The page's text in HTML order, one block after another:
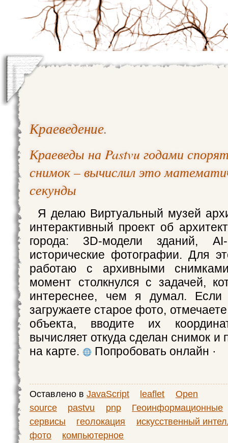
Краеведение.
Краеведы на Pastvu годами
снимок – вычислил это
секунды
Я делаю Виртуальный музей
интерактивный проект об
города: 3D-модели зданий,
исторические фотографии. Для
работаю с архивными
момент столкнулся с задачей,
интереснее, чем я думал. Если
загружаете старое фото,
объекта, вводите их
вычисляет откуда сделан снимок и
на карте.
Попробовать онлайн ·
Оставлено в JavaScript leaflet
Open
source
pastvu pnp
Геоинформационные
сервисы
геолокация
искусственный
фото
компьютерное